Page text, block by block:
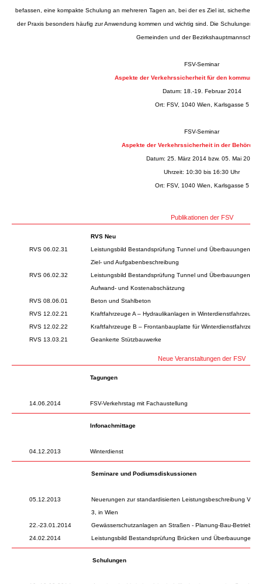
befassen, eine kompakte Schulung an mehreren Tagen an, bei der es Ziel ist,
der Praxis besonders häufig zur Anwendung kommen und wichtig sind. Die Schulungen
Gemeinden und der
FSV-Seminar
Aspekte der Verkehrssicherheit für den
Datum: 18.-19. Februar 2014
Ort: FSV, 1040 Wien, Karlsgasse 5
FSV-Seminar
Aspekte der Verkehrssicherheit in der
Datum: 25. März 2014 bzw. 05. Mai 2014
Uhrzeit: 10:30 bis 16:30 Uhr
Ort: FSV, 1040 Wien, Karlsgasse 5
Publikationen der FSV
RVS Neu
RVS 06.02.31
Leistungsbild Bestandsprüfung Tunnel und Überbauungen
Ziel- und Aufgabenbeschreibung
RVS 06.02.32
Leistungsbild Bestandsprüfung Tunnel und Überbauungen
Aufwand- und Kostenabschätzung
RVS 08.06.01
Beton und Stahlbeton
RVS 12.02.21
Kraftfahrzeuge A – Hydraulikanlagen in Winterdienstfahrzeugen
RVS 12.02.22
Kraftfahrzeuge B – Frontanbauplatte für Winterdienstfahrzeuge
RVS 13.03.21
Geankerte Stützbauwerke
Neue Veranstaltungen der FSV
Tagungen
14.06.2014 FSV-Verkehrstag mit Fachaustellung
Infonachmittage
04.12.2013 Winterdienst
Seminare und Podiumsdiskussionen
05.12.2013
Neuerungen zur standardisierten Leistungsbeschreibung
3, in Wien
22.-23.01.2014
Gewässerschutzanlagen an Straßen - Planung-Bau-Betrieb
24.02.2014
Leistungsbild Bestandsprüfung Brücken und Überbauungen
Schulungen